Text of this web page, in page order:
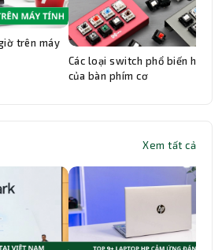
trên máy
Các loại switch phổ biến hiện
của bàn phím cơ
Xem tất cả